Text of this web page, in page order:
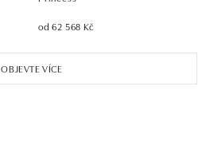
OBJEVTE VÍCE
od 62 568 Kč